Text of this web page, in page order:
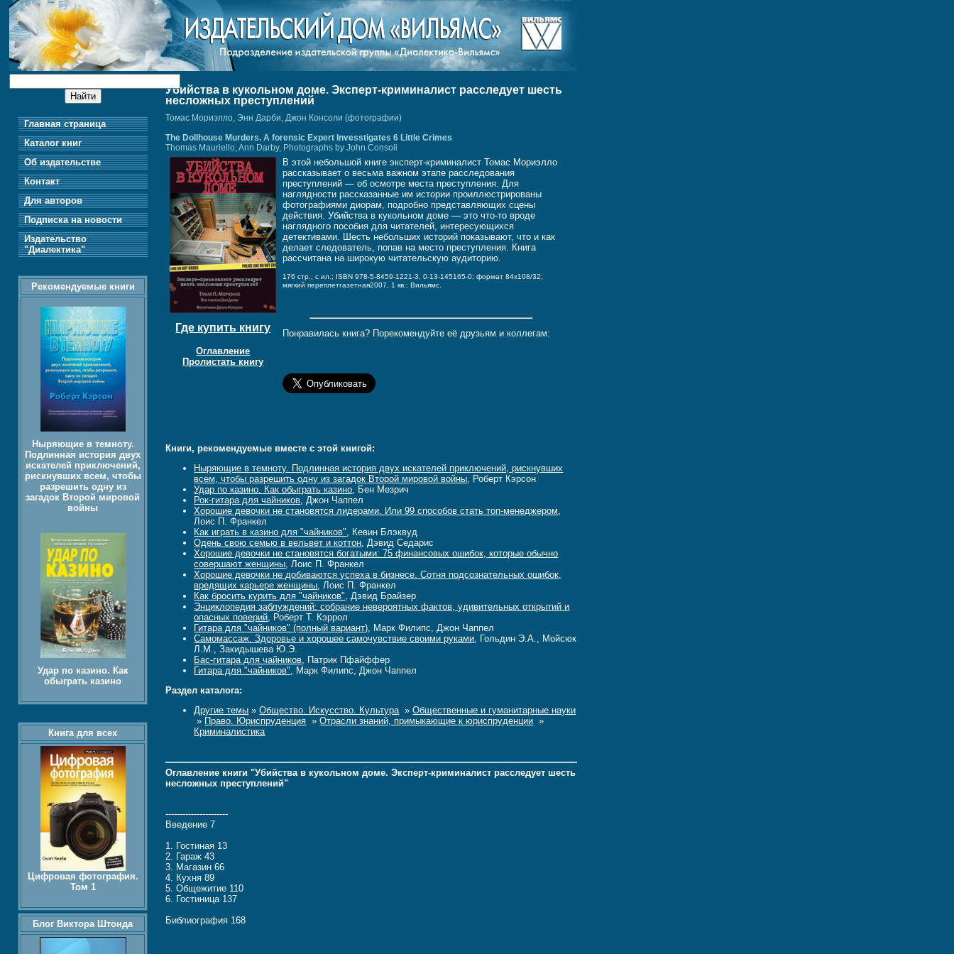
Убийства в кукольном доме. Эксперт-криминалист расследует шесть
несложных преступлений
Томас Мориэлло, Энн Дарби, Джон Консоли (фотографии)
The Dollhouse Murders. A forensic Expert Invesstigates 6 Little Crimes
Thomas Mauriello, Ann Darby, Photographs by John Consoli
Где купить книгу
Оглавление
Пролистать книгу
В этой небольшой книге эксперт-криминалист Томас Мориэлло
рассказывает о весьма важном этапе расследования
преступлений — об осмотре места преступления. Для
наглядности рассказанные им истории проиллюстрированы
фотографиями диорам, подробно представляющих сцены
действия. Убийства в кукольном доме — это что-то вроде
наглядного пособия для читателей, интересующихся
детективами. Шесть небольших историй показывают, что и как
делает следователь, попав на место преступления. Книга
рассчитана на широкую читательскую аудиторию.
176 стр., с ил.; ISBN 978-5-8459-1221-3, 0-13-145165-0;формат 84x108/32;
мягкий переплетгазетная2007, 1 кв.; Вильямс.
Понравилась книга? Порекомендуйте её друзьям и коллегам:
Книги, рекомендуемые вместе с этой книгой:
Ныряющие в темноту. Подлинная история двух искателей приключений, рискнувших
всем, чтобы разрешить одну из загадок Второй мировой войны, Роберт Кэрсон
Удар по казино. Как обыграть казино, Бен Мезрич
Рок-гитара для чайников, Джон Чаппел
Хорошие девочки не становятся лидерами. Или 99 способов стать топ-менеджером,
Лоис П. Франкел
Как играть в казино для "чайников", Кевин Блэквуд
Одень свою семью в вельвет и коттон, Дэвид Седарис
Хорошие девочки не становятся богатыми: 75 финансовых ошибок, которые обычно
совершают женщины, Лоис П. Франкел
Хорошие девочки не добиваются успеха в бизнесе. Сотня подсознательных ошибок,
вредящих карьере женщины, Лоис П. Франкел
Как бросить курить для "чайников", Дэвид Брайзер
Энциклопедия заблуждений: собрание невероятных фактов, удивительных открытий и
опасных поверий, Роберт Т. Кэррол
Гитара для "чайников" (полный вариант), Марк Филипс, Джон Чаппел
Самомассаж. Здоровье и хорошее самочувствие своими руками, Гольдин Э.А., Мойсюк
Л.М., Закидышева Ю.Э.
Бас-гитара для чайников, Патрик Пфайффер
Гитара для "чайников", Марк Филипс, Джон Чаппел
Раздел каталога:
Другие темы »Общество. Искусство. Культура»Общественные и гуманитарные науки
» Право. Юриспруденция »Отрасли знаний, примыкающие к юриспруденции »
Криминалистика
Оглавление книги "Убийства в кукольном доме. Эксперт-криминалист расследует шесть
несложных преступлений"
----------------------
Введение 7
1. Гостиная 13
2. Гараж 43
3. Магазин 66
4. Кухня 89
5. Общежитие 110
6. Гостиница 137
Библиография 168
Главная страница
Каталог книг
Об издательстве
Контакт
Для авторов
Подписка на новости
Издательство
"Диалектика"
Рекомендуемые книги
Ныряющие в темноту.
Подлинная история двух
искателей приключений,
рискнувших всем, чтобы
разрешить одну из
загадок Второй мировой
войны
Удар по казино. Как
обыграть казино
Книга для всех
Цифровая фотография.
Том 1
Блог Виктора Штонда